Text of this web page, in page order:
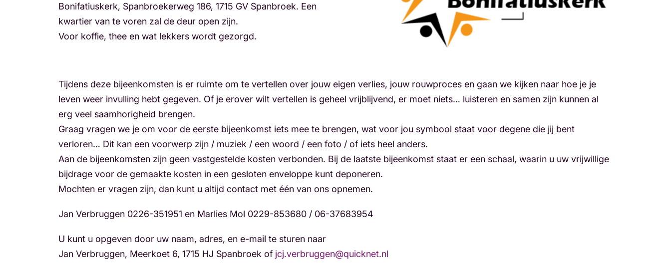
Bonifatiuskerk, Spanbroekerweg 186, 1715 GV Spanbroek. Een
kwartier van te voren zal de deur open zijn.
Voor koffie, thee en wat lekkers wordt gezorgd.
Tijdens deze bijeenkomsten is er ruimte om te vertellen over jouw eigen verlies, jouw rouwproces en gaan we kijken naar hoe je je
leven weer invulling hebt gegeven. Of je erover wilt vertellen is geheel vrijblijvend, er moet niets… luisteren en samen zijn kunnen al
erg veel saamhorigheid brengen.
Graag vragen we je om voor de eerste bijeenkomst iets mee te brengen, wat voor jou symbool staat voor degene die jij bent
verloren… Dit kan een voorwerp zijn / muziek / een woord / een foto / of iets heel anders.
Aan de bijeenkomsten zijn geen vastgestelde kosten verbonden. Bij de laatste bijeenkomst staat er een schaal, waarin u uw vrijwillige
bijdrage voor de gemaakte kosten in een gesloten enveloppe kunt deponeren.
Mochten er vragen zijn, dan kunt u altijd contact met één van ons opnemen.
Jan Verbruggen 0226-351951 en Marlies Mol 0229-853680 / 06-37683954
U kunt u opgeven door uw naam, adres, en e-mail te sturen naar
Jan Verbruggen, Meerkoet 6, 1715 HJ Spanbroek of jcj.verbruggen@quicknet.nl